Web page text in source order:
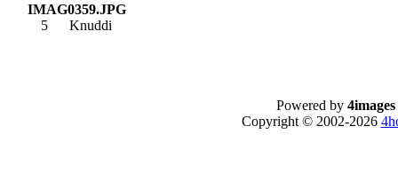
IMAG0359.JPG
5 Knuddi
Powered by 4images
Copyright © 2002-2026